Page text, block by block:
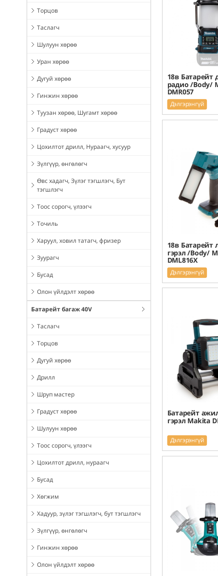
Торцов
Таслагч
Шулуун хөрөө
Уран хөрөө
Дугуй хөрөө
Гинжин хөрөө
Туузан хөрөө, Шугамт хөрөө
Градуст хөрөө
Цохилтот дрилл, Нураагч, хусуур
Зүлгүүр, өнгөлөгч
Өвс хадагч, Зүлэг тэгшлэгч, Бут
тэгшлэгч
Тоос сорогч, үлээгч
Точиль
Харуул, ховил татагч, фризер
Зуурагч
Бусад
Олон үйлдэлт хөрөө
Батарейт багаж 40V
Таслагч
Торцов
Дугуй хөрөө
Дрилл
Шруп мастер
Градуст хөрөө
Шулуун хөрөө
Тоос сорогч, үлээгч
Цохилтот дрилл, нураагч
Бусад
Хөгжим
Хадуур, зүлэг тэгшлэгч, бут тэгшлэгч
Зүлгүүр, өнгөлөгч
Гинжин хөрөө
Олон үйлдэлт хөрөө
18в Батарейт
радио /Body/
DMR057
Дэлгэрэнгүй
18в Батарейт
гэрэл /Body/
DML816X
Дэлгэрэнгүй
Батарейт
гэрэл Makita
Дэлгэрэнгүй